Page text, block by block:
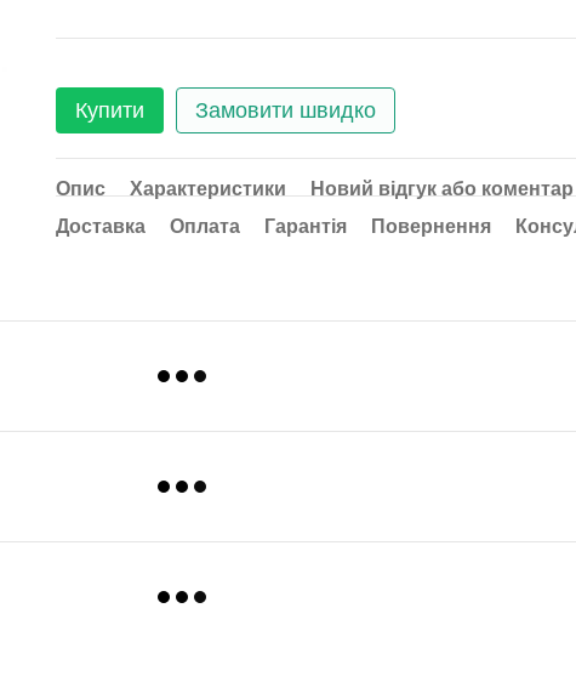
Купити Замовити швидко
Опис Характеристики
Новий відгук або коментар
Доставка
Оплата Гарантія Повернення